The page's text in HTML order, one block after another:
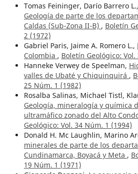
Tomas Feininger, Darío Barrero
Geología de parte de los
Caldas (Sub-Zona II-B) , Boletín
2 (1972)
Gabriel Paris, Jaime A. Romero L.,
Colombia , Boletín Geológico:
Hanneke Verwey de Speelman,
valles de Ubaté y Chiquinquirá ,
25 Núm. 1 (1982)
Rosalba Salinas, Michael Tistl,
Geología, mineralogía y química
ultramáfico zonado del Alto
Geológico: Vol. 34 Núm. 1 (1994)
Donald H. Mc Laughlin, Marino
minerales de parte de los
Cundinamarca, Boyacá y Meta ,
19 Núm. 1 (1971)